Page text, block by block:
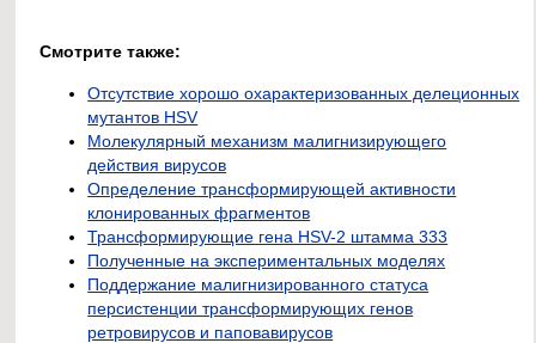
Смотрите также:
Отсутствие хорошо охарактеризованных делеционных
мутантов HSV
Молекулярный механизм малигнизирующего
действия вирусов
Определение трансформирующей активности
клонированных фрагментов
Трансформирующие гена HSV-2 штамма 333
Полученные на экспериментальных моделях
Поддержание малигнизированного статуса
персистенции трансформирующих генов
ретровирусов и паповавирусов